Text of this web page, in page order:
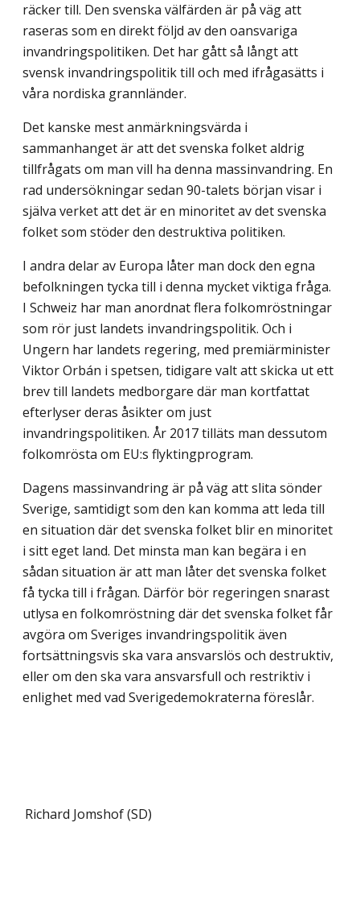
räcker till. Den svenska välfärd­en är på väg att
raseras som en direkt följd av den oansvariga
invandringspolitiken. Det har gått så långt att
svensk invandringspolitik till och med ifrågasätts i
våra nordiska grannländer.
Det kanske mest anmärkningsvärda i
sammanhanget är att det svenska folket aldrig
tillfrågats om man vill ha denna massinvandring. En
rad undersökningar sedan 90-talets början visar i
själva verket att det är en minoritet av det svenska
folket som stöder den destruktiva politiken.
I andra delar av Europa låter man dock den egna
befolkningen tycka till i denna mycket viktiga fråga.
I Schweiz har man anordnat flera folkomröstningar
som rör just landets invandringspolitik. Och i
Ungern har landets regering, med premiärminister
Viktor Orbán i spetsen, tidigare valt att skicka ut ett
brev till landets medborgare där man kortfattat
efterlyser deras åsikter om just
invandringspolitiken. År 2017 tilläts man dessutom
folkomrösta om EU:s flyktingprogram.
Dagens massinvandring är på väg att slita sönder
Sverige, samtidigt som den kan komma att leda till
en situation där det svenska folket blir en minoritet
i sitt eget land. Det minsta man kan begära i en
sådan situation är att man låter det svenska folket
få tycka till i frågan. Därför bör regeringen snarast
utlysa en folkomröstning där det sven­ska folket får
avgöra om Sveriges invandringspolitik även
fortsättningsvis ska vara an­svarslös och destruktiv,
eller om den ska vara ansvarsfull och restriktiv i
enlighet med vad Sverigedemokraterna föreslår.
Richard Jomshof (SD)